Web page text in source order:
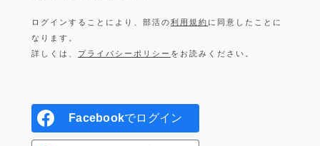
ログインすることにより、部活の利用規約 に同意したことに
なります。
詳しくは、 プライバシーポリシー をお読みください。
Facebookでログイン